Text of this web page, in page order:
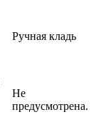
Ручная кладь
Не
предусмотрена.